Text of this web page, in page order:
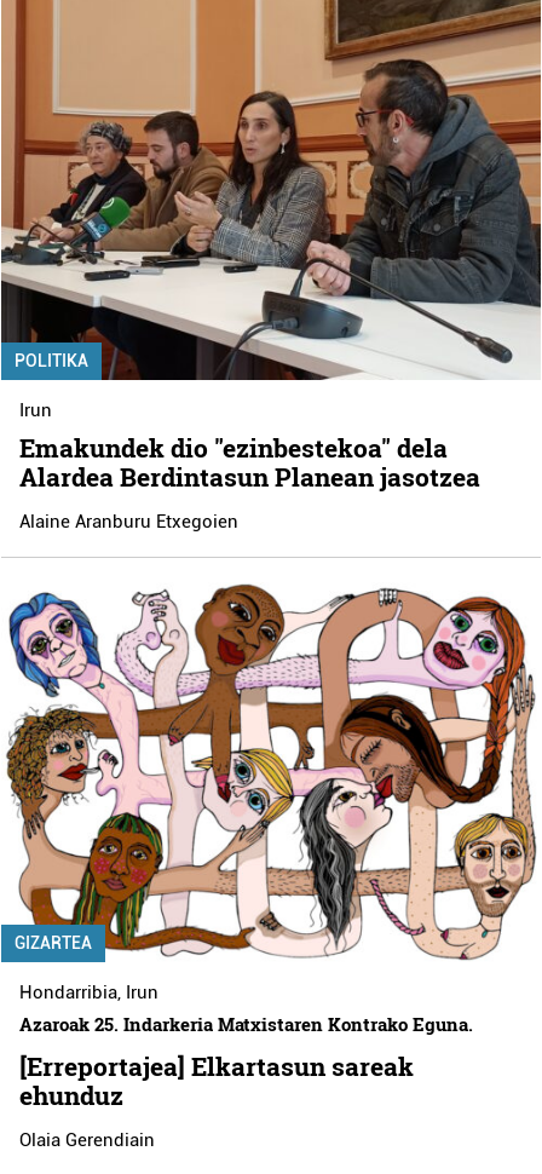
POLITIKA
Irun
Emakundek dio "ezinbestekoa" dela
Alardea Berdintasun Planean jasotzea
Alaine Aranburu Etxegoien
GIZARTEA
Hondarribia, Irun
Azaroak 25. Indarkeria Matxistaren Kontrako Eguna.
[Erreportajea] Elkartasun sareak
ehunduz
Olaia Gerendiain